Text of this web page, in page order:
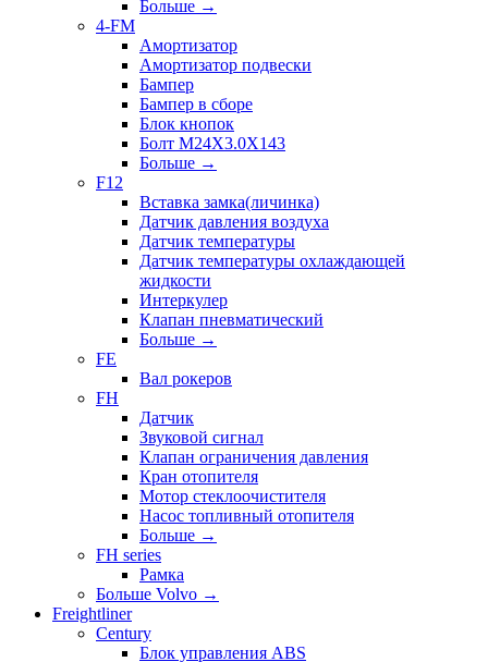
Больше →
4-FM
Амортизатор
Амортизатор подвески
Бампер
Бампер в сборе
Блок кнопок
Болт M24X3.0X143
Больше →
F12
Вставка замка(личинка)
Датчик давления воздуха
Датчик температуры
Датчик температуры охлаждающей
жидкости
Интеркулер
Клапан пневматический
Больше →
FE
Вал рокеров
FH
Датчик
Звуковой сигнал
Клапан ограничения давления
Кран отопителя
Мотор стеклоочистителя
Насос топливный отопителя
Больше →
FH series
Рамка
Больше Volvo →
Freightliner
Century
Блок управления ABS